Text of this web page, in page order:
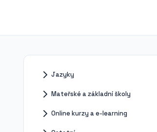
Jazyky
Mateřské a základní školy
Online kurzy a e-learning